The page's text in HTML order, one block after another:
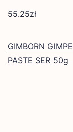
55.25zł
GIMBORN
PASTE SER 50g